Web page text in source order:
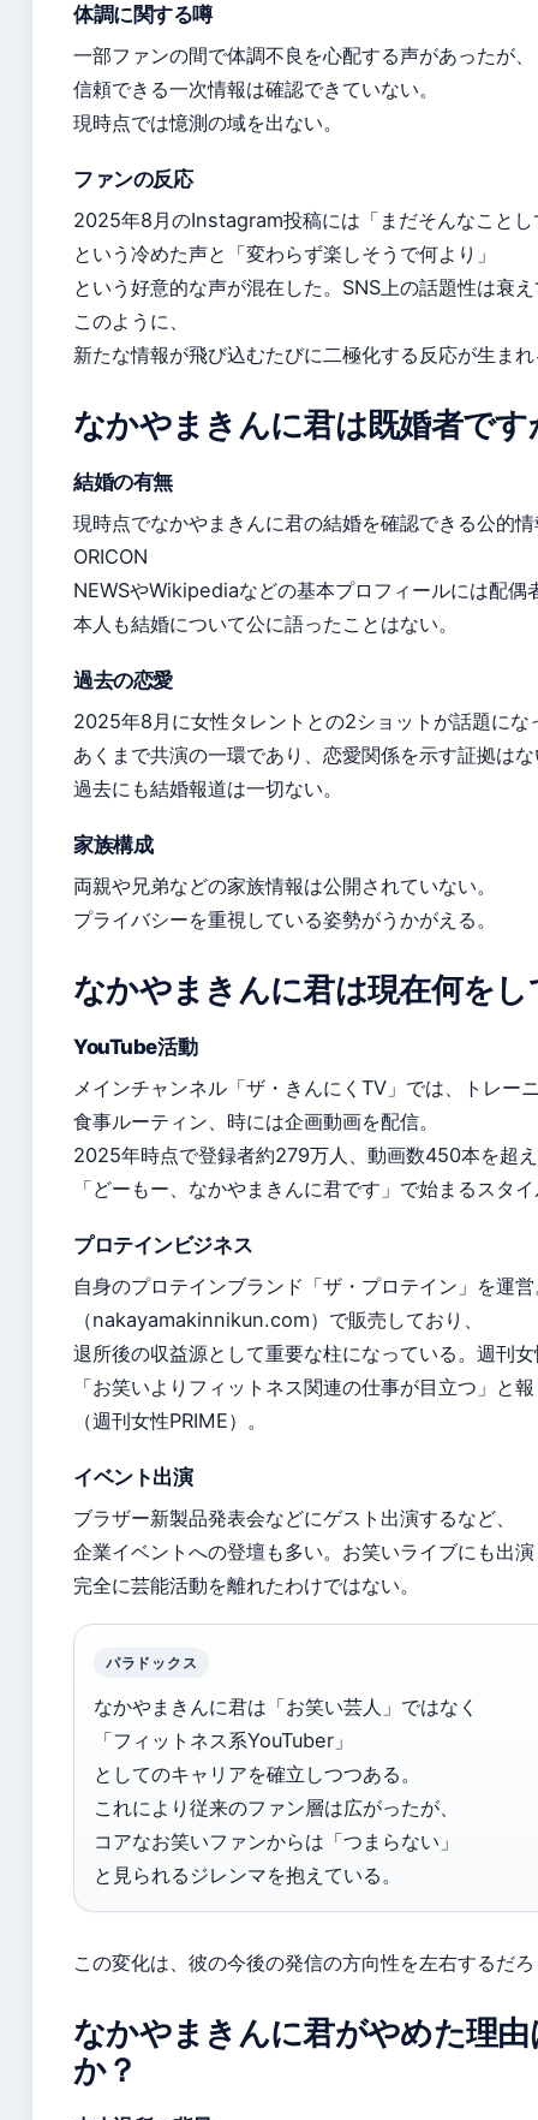
体調に関する噂
一部ファンの間で体調不良を心配する声があったが、
信頼できる一次情報は確認できていない。
現時点では憶測の域を出ない。
ファンの反応
2025年8月のInstagram投稿には「まだそんなことし
という冷めた声と「変わらず楽しそうで何より」
という好意的な声が混在した。SNS上の話題性は衰
このように、
新たな情報が飛び込むたびに二極化する反応が生ま
なかやまきんに君は既婚者です
結婚の有無
現時点でなかやまきんに君の結婚を確認できる公的
ORICON
NEWSやWikipediaなどの基本プロフィールには配偶
本人も結婚について公に語ったことはない。
過去の恋愛
2025年8月に女性タレントとの2ショットが話題にな
あくまで共演の一環であり、恋愛関係を示す証拠は
過去にも結婚報道は一切ない。
家族構成
両親や兄弟などの家族情報は公開されていない。
プライバシーを重視している姿勢がうかがえる。
なかやまきんに君は現在何を
YouTube活動
メインチャンネル「ザ・きんにくTV」では、トレー
食事ルーティン、時には企画動画を配信。
2025年時点で登録者約279万人、動画数450本を超
「どーもー、なかやまきんに君です」で始まるスタ
プロテインビジネス
自身のプロテインブランド「ザ・プロテイン」を運
（nakayamakinnikun.com）で販売しており、
退所後の収益源として重要な柱になっている。週刊
「お笑いよりフィットネス関連の仕事が目立つ」と
（週刊女性PRIME）。
イベント出演
ブラザー新製品発表会などにゲスト出演するなど、
企業イベントへの登壇も多い。お笑いライブにも出
完全に芸能活動を離れたわけではない。
パラドックス
なかやまきんに君は「お笑い芸人」ではなく
「フィットネス系YouTuber」
としてのキャリアを確立しつつある。
これにより従来のファン層は広がったが、
コアなお笑いファンからは「つまらない」
と見られるジレンマを抱えている。
この変化は、彼の今後の発信の方向性を左右するだ
なかやまきんに君がやめた理
か？